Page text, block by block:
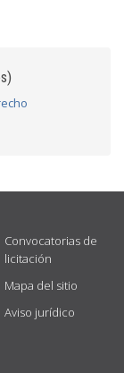
Convocatorias de
licitación
Mapa del sitio
Aviso jurídico